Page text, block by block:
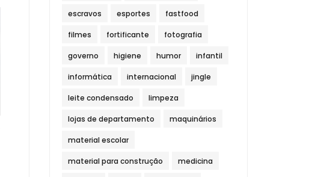
escravos esportes fastfood
filmes fortificante fotografia
governo higiene humor infantil
informática internacional jingle
leite condensado limpeza
lojas de departamento maquinários
material escolar
material para construção medicina